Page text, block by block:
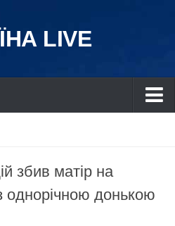
LIVE
збив матір на
однорічною донькою